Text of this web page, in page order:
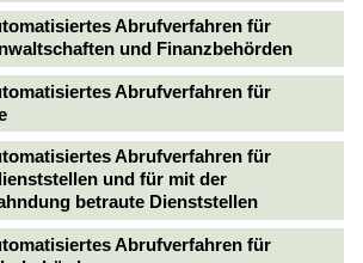
Abrufverfahren für
und Finanzbehörden
Abrufverfahren für
Abrufverfahren für
und für mit der
betraute Dienststellen
Abrufverfahren für